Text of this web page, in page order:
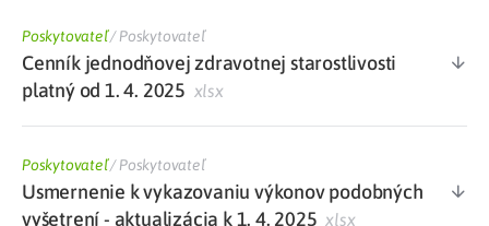
Poskytovateľ/Poskytovateľ
Cenník jednodňovej zdravotnej starostlivosti
platný od 1. 4. 2025 xlsx
Poskytovateľ/Poskytovateľ
Usmernenie k vykazovaniu výkonov podobných
vyšetrení - aktualizácia k 1. 4. 2025 xlsx